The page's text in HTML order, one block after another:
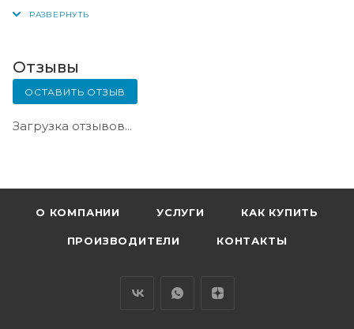
Отзывы
ОСТАВИТЬ ОТЗЫВ
Загрузка отзывов...
О КОМПАНИИ УСЛУГИ КАК КУПИТЬ
ПРОИЗВОДИТЕЛИ КОНТАКТЫ